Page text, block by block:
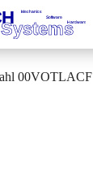
00VOTLACF